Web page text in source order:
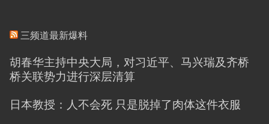
三频道最新爆料
胡春华主持中央大局，对习近平、马兴瑞及齐桥
桥关联势力进行深层清算
日本教授：人不会死 只是脱掉了肉体这件衣服